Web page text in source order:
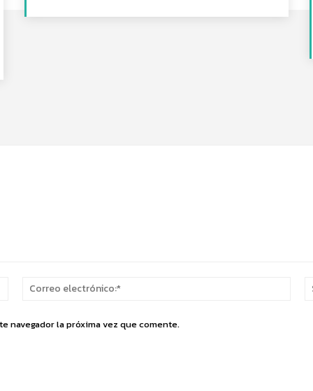
Nombre:*
navegador la próxima vez que comente.